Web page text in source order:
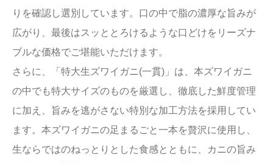
りを確認し選別しています。口の中で脂の濃厚な旨みが
広がり、最後はスッととろけるような口どけをリーズナ
ブルな価格でご堪能いただけます。
さらに、「特大生ズワイガニ(一貫)」は、本ズワイガニ
の中でも特大サイズのものを厳選し、徹底した鮮度管理
に加え、旨みを逃がさない特別な加工方法を採用してい
ます。本ズワイガニの足まるごと一本を贅沢に使用し、
生ならではのねっとりとした食感とともに、カニの旨み